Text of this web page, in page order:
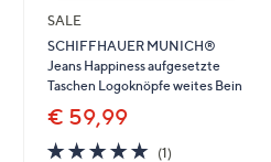
SALE
SCHIFFHAUER MUNICH®
Jeans Happiness aufgesetzte
Taschen Logoknöpfe weites Bein
€ 59,99
5.0
(1)1